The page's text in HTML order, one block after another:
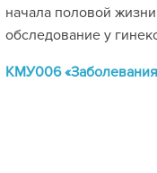
начала половой
обследование у
КМУ006